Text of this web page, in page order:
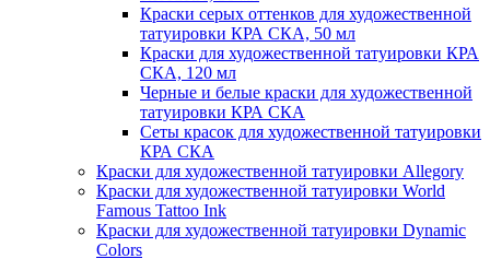
Краски серых оттенков для художественной
татуировки КРА СКА, 50 мл
Краски для художественной татуировки КРА
CКА, 120 мл
Черные и белые краски для художественной
татуировки КРА СКА
Сеты красок для художественной татуировки
КРА СКА
Краски для художественной татуировки Allegory
Краски для художественной татуировки World
Famous Tattoo Ink
Краски для художественной татуировки Dynamic
Colors